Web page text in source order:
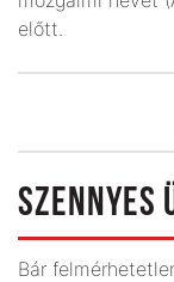
előtt.
SZENNYES
Bár